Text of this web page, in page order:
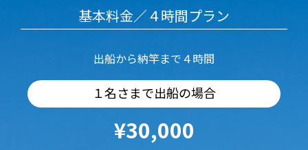
基本料金／４時間プラン
出船から納竿まで４時間
１名さまで出船の場合
¥30,000